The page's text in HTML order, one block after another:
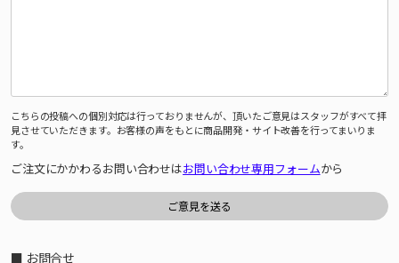
こちらの投稿への個別対応は行っておりませんが、頂いたご意見はスタッフがすべて拝
見させていただきます。お客様の声をもとに商品開発・サイト改善を行ってまいりま
す。
ご注文にかかわるお問い合わせはお問い合わせ専用フォームから
■ お問合せ